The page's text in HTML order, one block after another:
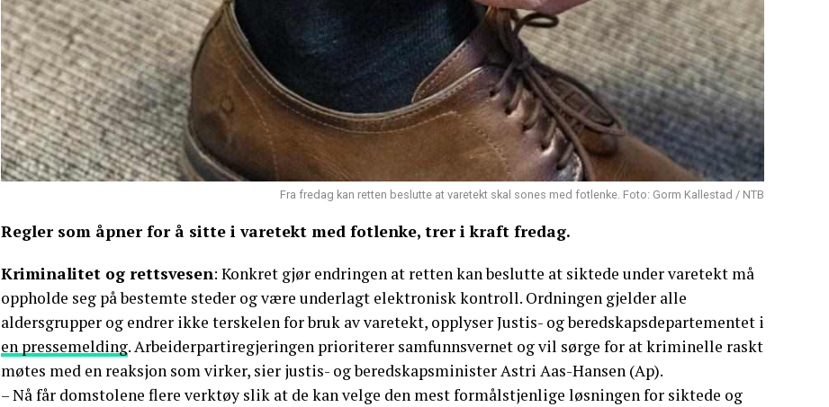
Fra fredag kan retten beslutte at varetekt skal sones med fotlenke. Foto: Gorm Kallestad / NTB
Regler som åpner for å sitte i varetekt med fotlenke, trer i kraft fredag.
Kriminalitet og rettsvesen: Konkret gjør endringen at retten kan beslutte at siktede under varetekt må
oppholde seg på bestemte steder og være underlagt elektronisk kontroll. Ordningen gjelder alle
aldersgrupper og endrer ikke terskelen for bruk av varetekt, opplyser Justis- og beredskapsdepartementet i
en pressemelding. Arbeiderpartiregjeringen prioriterer samfunnsvernet og vil sørge for at kriminelle raskt
møtes med en reaksjon som virker, sier justis- og beredskapsminister Astri Aas-Hansen (Ap).
– Nå får domstolene flere verktøy slik at de kan velge den mest formålstjenlige løsningen for siktede og